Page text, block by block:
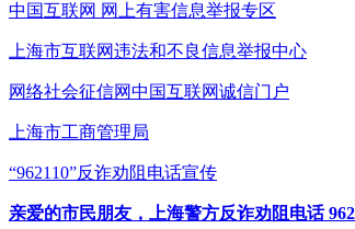
中国互联网 网上有害信息举报专区
上海市互联网违法和不良信息举报中心
网络社会征信网中国互联网诚信门户
上海市工商管理局
“962110”反诈劝阻电话宣传
亲爱的市民朋友，上海警方反诈劝阻电话